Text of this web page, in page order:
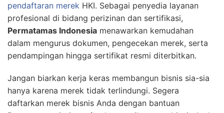
pendaftaran merek HKI. Sebagai penyedia layanan
profesional di bidang perizinan dan sertifikasi,
Permatamas Indonesia menawarkan kemudahan
dalam mengurus dokumen, pengecekan merek, serta
pendampingan hingga sertifikat resmi diterbitkan.
Jangan biarkan kerja keras membangun bisnis sia-sia
hanya karena merek tidak terlindungi. Segera
daftarkan merek bisnis Anda dengan bantuan